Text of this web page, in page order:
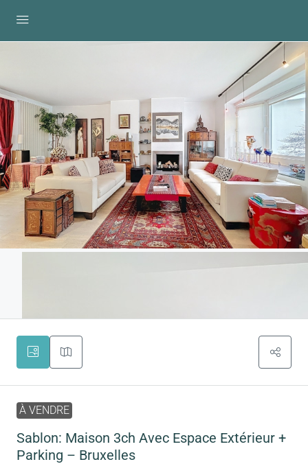
À VENDRE
Sablon: Maison 3ch Avec Espace Extérieur +
Parking – Bruxelles